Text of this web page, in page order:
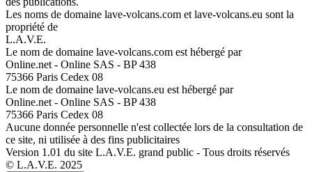
Les noms de domaine lave-volcans.com et lave-volcans.eu sont la
propriété de
L.A.V.E.
Le nom de domaine lave-volcans.com est hébergé par
Online.net - Online SAS - BP 438
75366 Paris Cedex 08
Le nom de domaine lave-volcans.eu est hébergé par
Online.net - Online SAS - BP 438
75366 Paris Cedex 08
Aucune donnée personnelle n'est collectée lors de la consultation de
ce site, ni utilisée à des fins publicitaires
Version 1.01 du site L.A.V.E. grand public - Tous droits réservés
© L.A.V.E. 2025